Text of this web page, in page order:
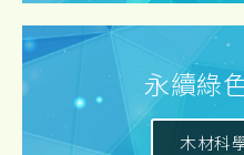
永續綠
木材科